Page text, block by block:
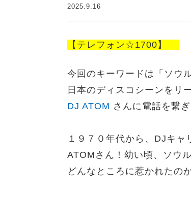
2025.9.16
【テレフォン☆1700】
今回のキーワードは「 ソウ
日本のディスコシーンをリ
DJ ATOM さんに電話を繋ぎ
１９７０年代から、DJキャ
ATOMさん！幼い頃、ソウ
どんなところに惹かれたの